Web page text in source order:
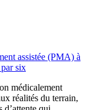
assistée (PMA) à
six
médicalement
réalités du terrain,